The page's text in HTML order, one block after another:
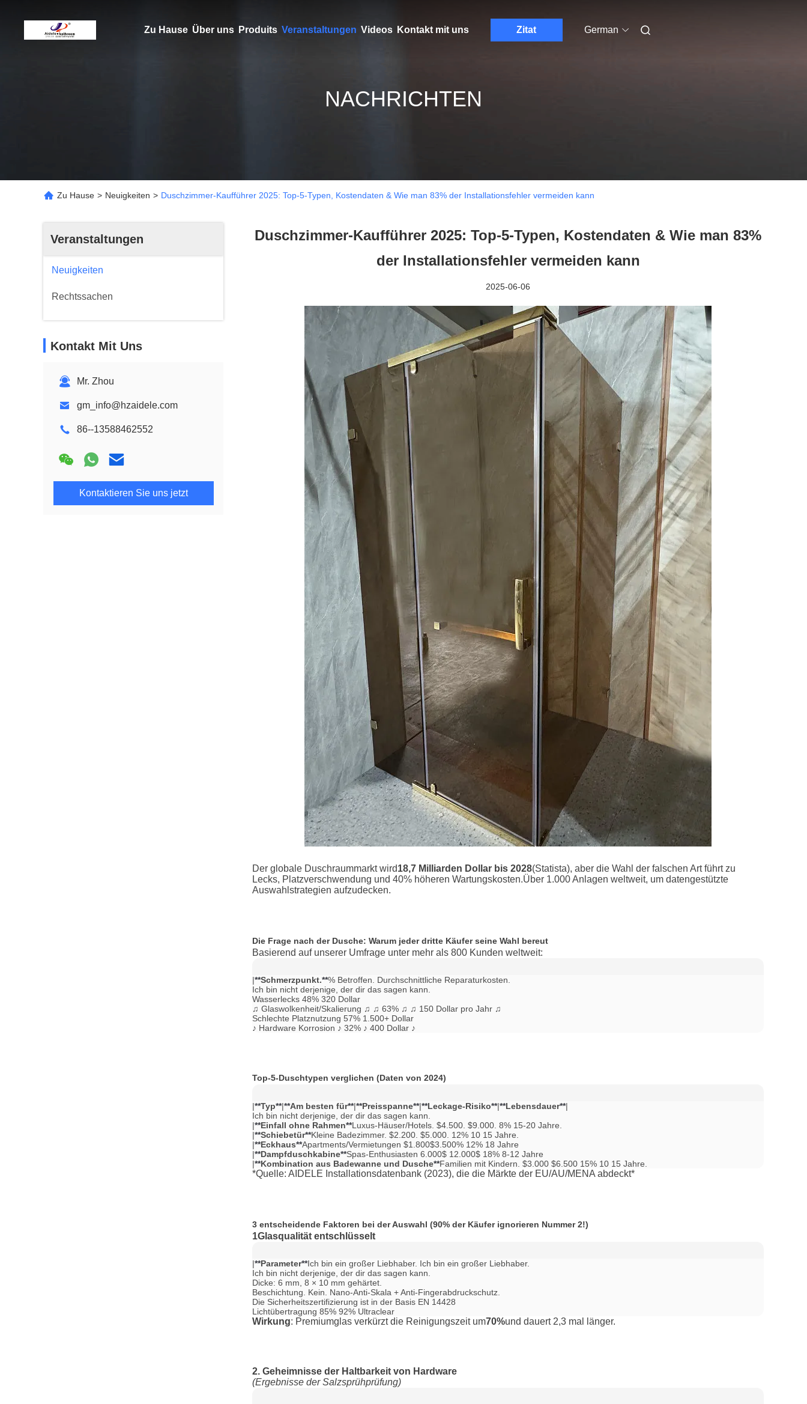
Zu Hause Über uns Produits Veranstaltungen Videos Kontakt mit uns Zitat German
NACHRICHTEN
Zu Hause > Neuigkeiten > Duschzimmer-Kaufführer 2025: Top-5-Typen, Kostendaten & Wie man 83% der Installationsfehler vermeiden kann
Veranstaltungen
Neuigkeiten
Rechtssachen
Kontakt Mit Uns
Mr. Zhou
gm_info@hzaidele.com
86--13588462552
Kontaktieren Sie uns jetzt
Duschzimmer-Kaufführer 2025: Top-5-Typen, Kostendaten & Wie man 83%
der Installationsfehler vermeiden kann
2025-06-06
Der globale Duschraummarkt wird18,7 Milliarden Dollar bis 2028(Statista), aber die Wahl der falschen Art führt zu
Lecks, Platzverschwendung und 40% höheren Wartungskosten.Über 1.000 Anlagen weltweit, um datengestützte
Auswahlstrategien aufzudecken.
Die Frage nach der Dusche: Warum jeder dritte Käufer seine Wahl bereut
Basierend auf unserer Umfrage unter mehr als 800 Kunden weltweit:
|**Schmerzpunkt.**% Betroffen. Durchschnittliche Reparaturkosten.
Ich bin nicht derjenige, der dir das sagen kann.
Wasserlecks 48% 320 Dollar
♫ Glaswolkenheit/Skalierung ♫ ♫ 63% ♫ ♫ 150 Dollar pro Jahr ♫
Schlechte Platznutzung 57% 1.500+ Dollar
♪ Hardware Korrosion ♪ 32% ♪ 400 Dollar ♪
Top-5-Duschtypen verglichen (Daten von 2024)
|**Typ**|**Am besten für**|**Preisspanne**|**Leckage-Risiko**|**Lebensdauer**|
Ich bin nicht derjenige, der dir das sagen kann.
|**Einfall ohne Rahmen**Luxus-Häuser/Hotels. $4.500. $9.000. 8% 15-20 Jahre.
|**Schiebetür**Kleine Badezimmer. $2.200. $5.000. 12% 10 15 Jahre.
|**Eckhaus**Apartments/Vermietungen $1.800$3.500% 12% 18 Jahre
|**Dampfduschkabine**Spas-Enthusiasten 6.000$ 12.000$ 18% 8-12 Jahre
|**Kombination aus Badewanne und Dusche**Familien mit Kindern. $3.000 $6.500 15% 10 15 Jahre.
*Quelle: AIDELE Installationsdatenbank (2023), die die Märkte der EU/AU/MENA abdeckt*
3 entscheidende Faktoren bei der Auswahl (90% der Käufer ignorieren Nummer 2!)
1Glasqualität entschlüsselt
|**Parameter**Ich bin ein großer Liebhaber. Ich bin ein großer Liebhaber.
Ich bin nicht derjenige, der dir das sagen kann.
Dicke: 6 mm, 8 × 10 mm gehärtet.
Beschichtung. Kein. Nano-Anti-Skala + Anti-Fingerabdruckschutz.
Die Sicherheitszertifizierung ist in der Basis EN 14428
Lichtübertragung 85% 92% Ultraclear
Wirkung: Premiumglas verkürzt die Reinigungszeit um70%und dauert 2,3 mal länger.
2. Geheimnisse der Haltbarkeit von Hardware
(Ergebnisse der Salzsprühprüfung)